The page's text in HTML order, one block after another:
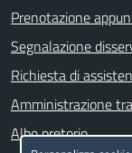
Prenotazione
Segnalazione
Richiesta di
Amministrazione
Albo pretorio